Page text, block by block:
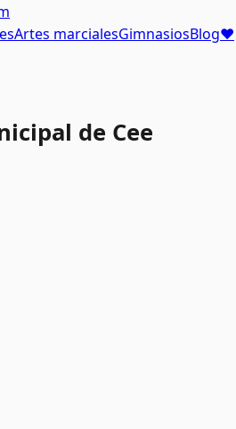
Artes marcialesGimnasiosBlog❤
de Cee